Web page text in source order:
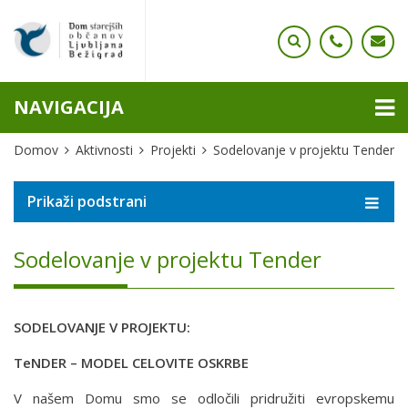
NAVIGACIJA
Domov Aktivnosti Projekti Sodelovanje v projektu Tender
Prikaži podstrani
Sodelovanje v projektu Tender
SODELOVANJE V PROJEKTU:
TeNDER – MODEL CELOVITE OSKRBE
V našem Domu smo se odločili pridružiti evropskemu